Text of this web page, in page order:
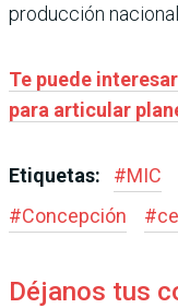
producción nacional.
Te puede
para articular
Etiquetas: #MIC
#Concepción #
Déjanos tus